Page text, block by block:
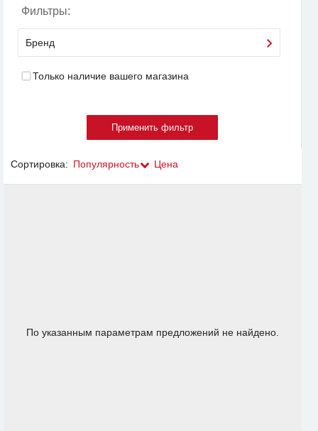
Фильтры:
Бренд
Только наличие вашего магазина
Сортировка: Популярность Цена
По указанным параметрам предложений не найдено.